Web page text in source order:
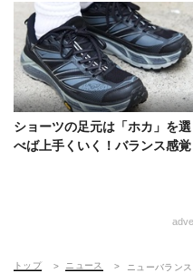
ク！
ショーツの足元は「ホカ」を選
べば上手くいく！バランス感覚
トップ ニュース ニューバラン